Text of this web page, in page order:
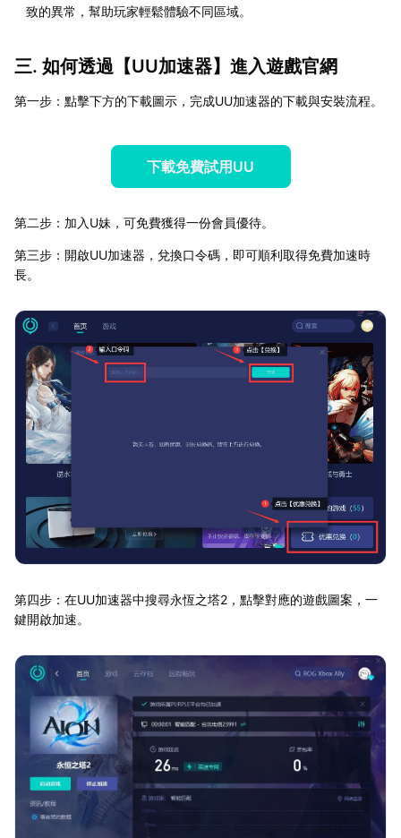
致的異常，幫助玩家輕鬆體驗不同區域。
三. 如何透過【UU加速器】進入遊戲官網
第一步：點擊下方的下載圖示，完成UU加速器的下載與安裝流程。
下載免費試用UU
第二步：加入U妹，可免費獲得一份會員優待。
第三步：開啟UU加速器，兌換口令碼，即可順利取得免費加速時
長。
第四步：在UU加速器中搜尋永恆之塔2，點擊對應的遊戲圖案，一
鍵開啟加速。